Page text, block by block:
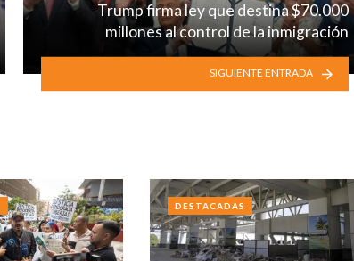
Trump firma ley que destina $70.000
millones al control de la inmigración
SIGUIENTE ENTRADA
DESTACADAS